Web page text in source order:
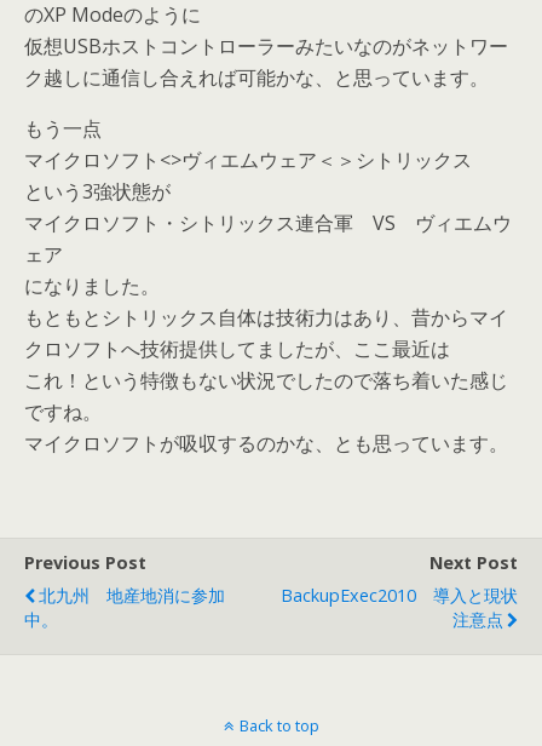
のXP Modeのように
仮想USBホストコントローラーみたいなのがネットワー
ク越しに通信し合えれば可能かな、と思っています。
もう一点
マイクロソフト<>ヴィエムウェア＜＞シトリックス
という3強状態が
マイクロソフト・シトリックス連合軍 VS ヴィエムウ
ェア
になりました。
もともとシトリックス自体は技術力はあり、昔からマイ
クロソフトへ技術提供してましたが、ここ最近は
これ！という特徴もない状況でしたので落ち着いた感じ
ですね。
マイクロソフトが吸収するのかな、とも思っています。
Previous Post
北九州 地産地消に参加
中。
Next Post
BackupExec2010 導入と現状
注意点
Back to top